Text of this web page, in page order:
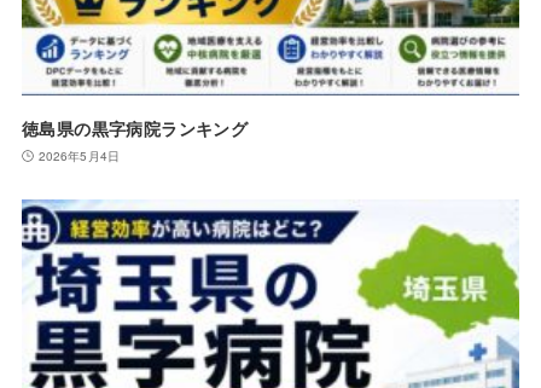
徳島県の黒字病院ランキング
2026年5月4日